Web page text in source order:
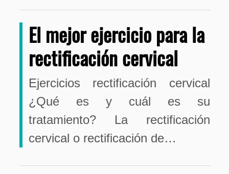
El mejor ejercicio para la
rectificación cervical
Ejercicios rectificación cervical
¿Qué es y cuál es su
tratamiento? La rectificación
cervical o rectificación de…